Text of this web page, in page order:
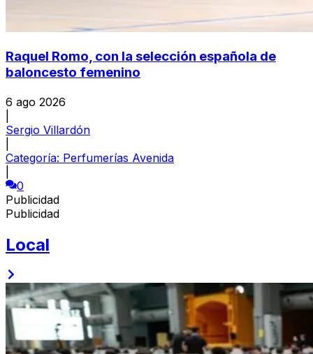
Raquel Romo, con la selección española de
baloncesto femenino
6 ago 2026
Sergio Villardón
Categoría: Perfumerías Avenida
0
Publicidad
Publicidad
Local